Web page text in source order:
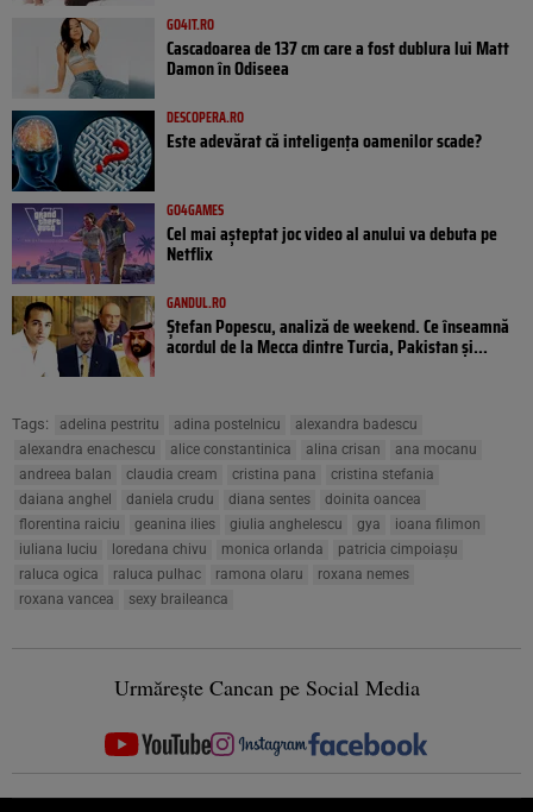
GO4IT.RO
Cascadoarea de 137 cm care a fost dublura lui Matt
Damon în Odiseea
DESCOPERA.RO
Este adevărat că inteligența oamenilor scade?
GO4GAMES
Cel mai așteptat joc video al anului va debuta pe
Netflix
GANDUL.RO
Ștefan Popescu, analiză de weekend. Ce înseamnă
acordul de la Mecca dintre Turcia, Pakistan şi...
Tags: adelina pestritu adina postelnicu
alexandra badescu
alexandra enachescu
alice constantinica alina crisan
ana mocanu
andreea balan
claudia cream cristina pana
cristina stefania
daiana anghel
daniela crudu diana sentes
doinita oancea
florentina raiciu
geanina ilies giulia anghelescu gya
ioana filimon
iuliana luciu
loredana chivu monica orlanda
patricia cimpoiașu
raluca ogica
raluca pulhac ramona olaru
roxana nemes
roxana vancea
sexy braileanca
Urmărește Cancan pe Social Media